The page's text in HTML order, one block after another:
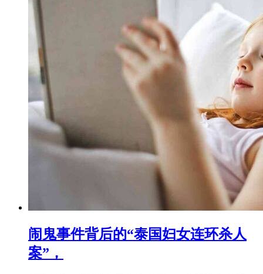
闹鬼事件背后的“泰国妇女连环杀人
案”，